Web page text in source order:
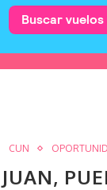
CUN